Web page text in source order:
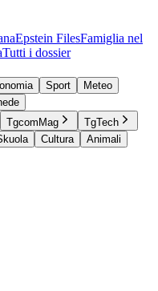
Epstein FilesFamiglia nel
Tutti i dossier
Sport
Meteo
TgcomMag
TgTech
Cultura
Animali